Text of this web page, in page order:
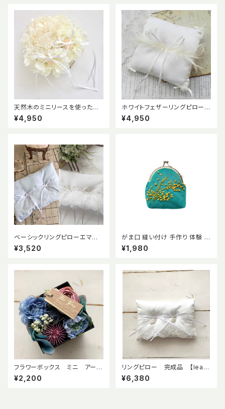
天然木のミニリースを使ったか
すみ草とハイドレンジア(あじさ
い)のリングピロー《ホワイト》
¥4,950
ホワイトフェザーリングピロー
完成品
¥4,950
ベーシックリングピローエマ手
作りキット【ホワイト】【サムシン
グブルー】
¥3,520
がま口 縫い付け 手作り 体験 手
作りキット 毛糸コットンぷくぷく
刺繍 3つのデザインから選べる
分時間 初心者向け Imakoko
produce by Spice of Wed
ding (ミモザ)
¥1,980
フラワーボックス ミニ アーテ
ィフィシャルフラワー ギフト
プレゼント
¥2,200
リングピロー 完成品 【leaf】
リーフ プラチナカラー 幅広
レース
¥6,380